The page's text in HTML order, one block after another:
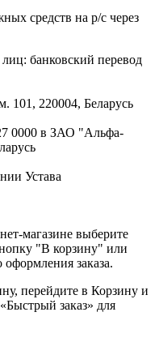
средств на р/с через
банковский перевод
101, 220004, Беларусь
0000 в ЗАО "Альфа-
Устава
магазине выберите
"В корзину" или
заказа.
перейдите в Корзину и
заказ» для